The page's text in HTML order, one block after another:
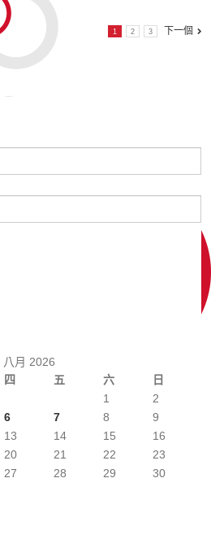
1 2 3 下一個
八月 2026
四 五 六 日
1
2
6 7 8
9
13 14 15
16
20 21 22
23
27 28 29
30